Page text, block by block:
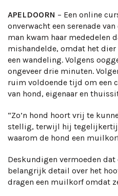
APELDOORN – Een online
onverwacht een serenade
man kwam haar mededelen
mishandelde, omdat het
een wandeling. Volgens
ongeveer drie minuten.
ruim voldoende tijd om een
van hond, eigenaar en
“Zo’n hond hoort vrij te
stellig, terwijl hij
waarom de hond een
Deskundigen vermoeden
belangrijk detail over het
dragen een muilkorf omdat